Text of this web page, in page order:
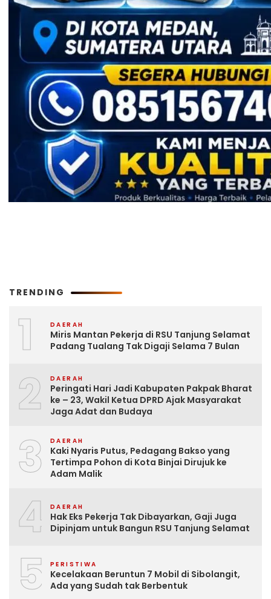
TRENDING
1 DAERAH
Miris Mantan Pekerja di RSU Tanjung Selamat
Padang Tualang Tak Digaji Selama 7 Bulan
2 DAERAH
Peringati Hari Jadi Kabupaten Pakpak Bharat
ke – 23, Wakil Ketua DPRD Ajak Masyarakat
Jaga Adat dan Budaya
3 DAERAH
Kaki Nyaris Putus, Pedagang Bakso yang
Tertimpa Pohon di Kota Binjai Dirujuk ke
Adam Malik
4 DAERAH
Hak Eks Pekerja Tak Dibayarkan, Gaji Juga
Dipinjam untuk Bangun RSU Tanjung Selamat
5 PERISTIWA
Kecelakaan Beruntun 7 Mobil di Sibolangit,
Ada yang Sudah tak Berbentuk